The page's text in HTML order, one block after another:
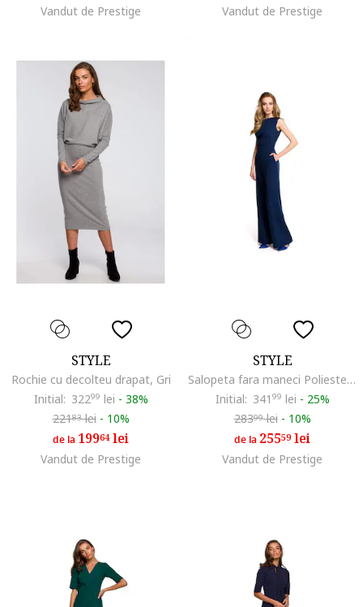
Vandut de Prestige Vandut de Prestige
STYLE
Rochie cu decolteu drapat, Gri
Initial: 32299 lei - 38%
22183lei - 10%
de la 19964lei
Vandut de Prestige
STYLE
Salopeta fara maneci Poliester, Elastan, Bleumarin, Bleumarin
Initial: 341 99 lei - 25%
28399lei - 10%
de la 25559lei
Vandut de Prestige